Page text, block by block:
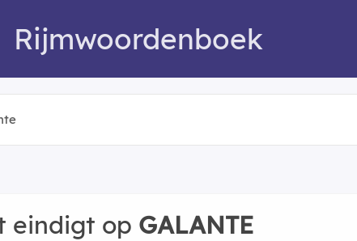
Rijmwoordenboek
eindigt op GALANTE